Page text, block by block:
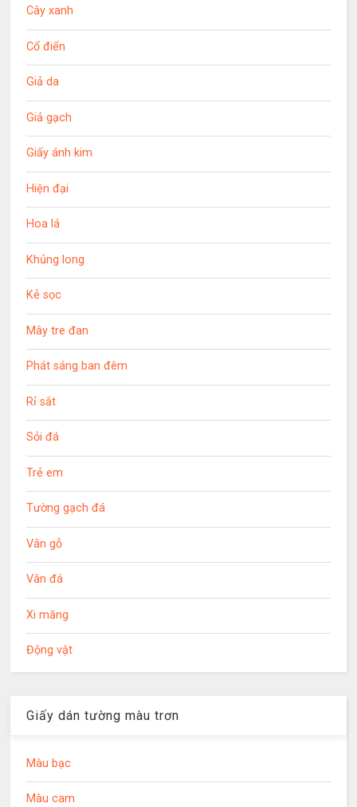
Cây xanh
Cổ điển
Giả da
Giả gạch
Giấy ánh kim
Hiện đại
Hoa lá
Khủng long
Kẻ sọc
Mây tre đan
Phát sáng ban đêm
Rỉ sắt
Sỏi đá
Trẻ em
Tường gạch đá
Vân gỗ
Vân đá
Xi măng
Động vật
Giấy dán tường màu trơn
Màu bạc
Màu cam